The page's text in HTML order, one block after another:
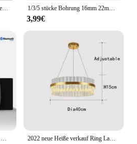
set elektrische nagel trimmer is
solution for all your
size makes it easy to
it an ideal choice for on-
set's performance is not
the electric motor
ensuring that your nails
to perfection. Whether
the move, this trimmer set is
for maintaining
Grüner 3-Zoll-Schleifstein mit Gewinde (1 Packung, Körnung 80, 4x2x5/8-11), zum Schleifen von Granit marmor beton 1/3/5 stücke Bohrung 16mm 22mm Holz Schleifen Polieren Rad Dreh Scheibe Schleifen Holz Carving werkzeug Schleif Disc Werkzeug für Winkel Grinder
3,99€
Magene H64 Herz Rate Monitor Mover Bluetooth ANT Sensor Mit Brustgurt Computer Bike Wahoo Garmin BT Sport 2022 neue Heiße verkauf Ring Lampe Für Esstisch Center Wohnzimmer Restaurant Schlafzimmer Kristall Kronleuchter LED Decor Innen Beleuchtung